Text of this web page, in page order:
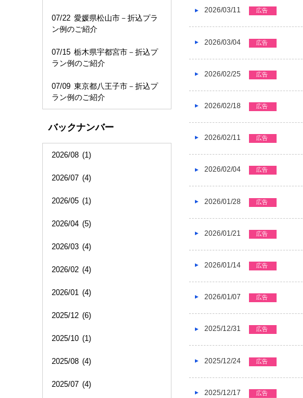
2026/03/11 広告
2026/03/04 広告
2026/02/25 広告
2026/02/18 広告
2026/02/11 広告
2026/02/04 広告
2026/01/28 広告
2026/01/21 広告
2026/01/14 広告
2026/01/07 広告
2025/12/31 広告
2025/12/24 広告
2025/12/17 広告
07/22 愛媛県松山市－折込プラ
ン例のご紹介
07/15 栃木県宇都宮市－折込プ
ラン例のご紹介
07/09 東京都八王子市－折込プ
ラン例のご紹介
バックナンバー
2026/08 (1)
2026/07 (4)
2026/05 (1)
2026/04 (5)
2026/03 (4)
2026/02 (4)
2026/01 (4)
2025/12 (6)
2025/10 (1)
2025/08 (4)
2025/07 (4)